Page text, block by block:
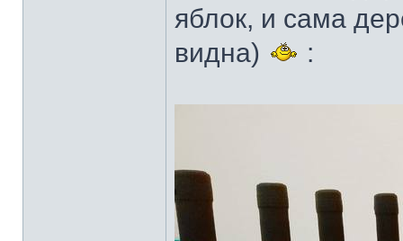
яблок, и сама
видна)
: